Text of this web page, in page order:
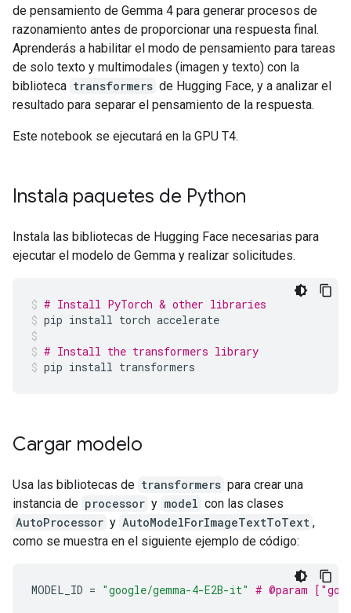
de pensamiento de Gemma 4 para generar procesos de
razonamiento antes de proporcionar una respuesta final.
Aprenderás a habilitar el modo de pensamiento para tareas
de solo texto y multimodales (imagen y texto) con la
biblioteca transformers de Hugging Face, y a analizar el
resultado para separar el pensamiento de la respuesta.
Este notebook se ejecutará en la GPU T4.
Instala paquetes de Python
Instala las bibliotecas de Hugging Face necesarias para
ejecutar el modelo de Gemma y realizar solicitudes.
# Install PyTorch & other libraries
pip install torch accelerate
# Install the transformers library
pip install transformers
Cargar modelo
Usa las bibliotecas de transformers para crear una
instancia de processor y model con las clases
AutoProcessor y AutoModelForImageTextToText ,
como se muestra en el siguiente ejemplo de código:
MODEL_ID = "google/gemma-4-E2B-it" # @param